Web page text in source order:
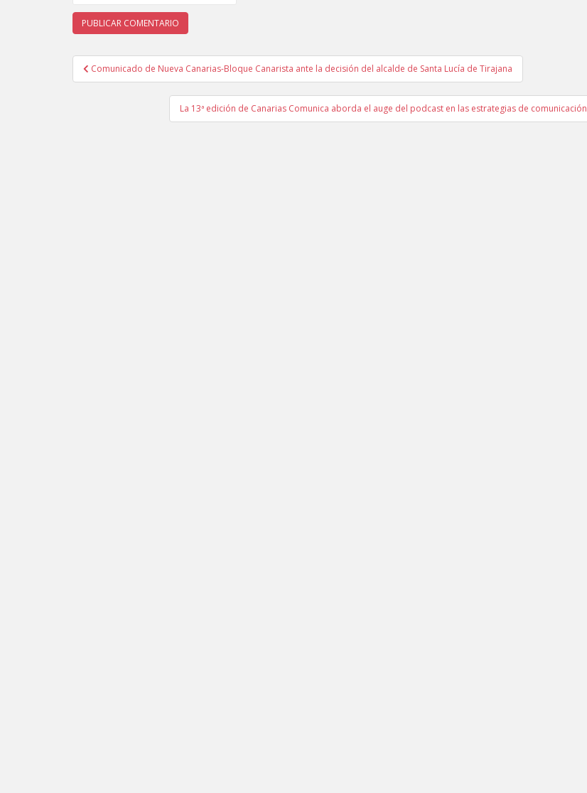
Navegación de entradas
Comunicado de Nueva Canarias-Bloque Canarista ante la decisión del alcalde de Santa Lucía de Tirajana
La 13ª edición de Canarias Comunica aborda el auge del podcast en las estrategias de comunicación